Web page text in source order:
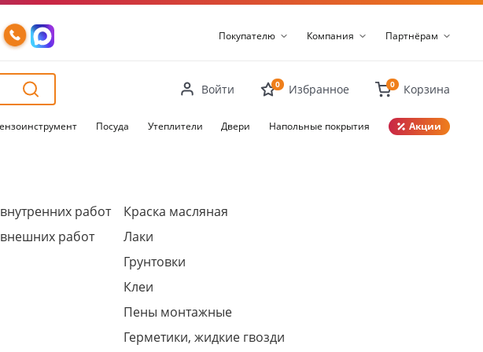
Покупателю Компания Партнёрам
Войти 0 Избранное 0 Корзина
Посуда Утеплители Двери Напольные покрытия Акции
работ
работ
Краска масляная
Лаки
Грунтовки
Клеи
Пены монтажные
Герметики, жидкие гвозди